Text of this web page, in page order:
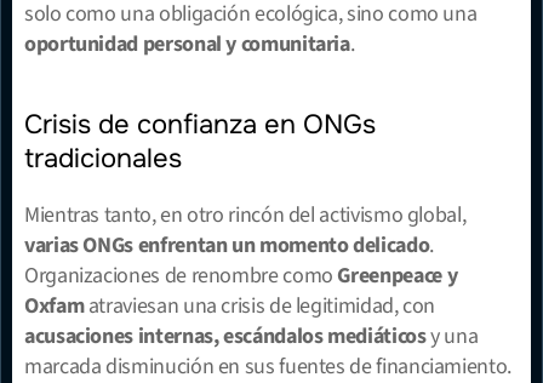
oportunidad personal y comunitaria.
Crisis de confianza en ONGs
tradicionales
Mientras tanto, en otro rincón del activismo global,
varias ONGs enfrentan un momento delicado.
Organizaciones de renombre como Greenpeace y
Oxfam
acusaciones internas, escándalos mediáticos y una
marcada disminución en sus fuentes de financiamiento.